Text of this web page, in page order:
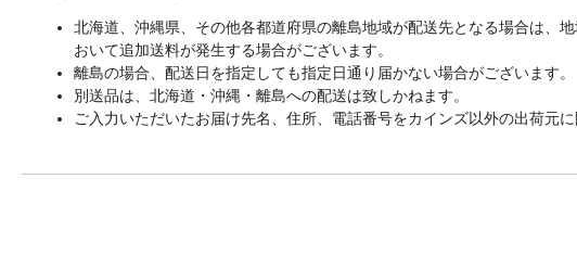
北海道、沖縄県、その他各都道府県の離島地域が配送先となる場合は、
おいて追加送料が発生する場合がございます。
離島の場合、配送日を指定しても指定日通り届かない場合がございます。
別送品は、北海道・沖縄・離島への配送は致しかねます。
ご入力いただいたお届け先名、住所、電話番号をカインズ以外の出荷元